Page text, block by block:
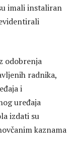
imali instaliran
odobrenja
radnika,
i
uređaja
izdati su
kaznama